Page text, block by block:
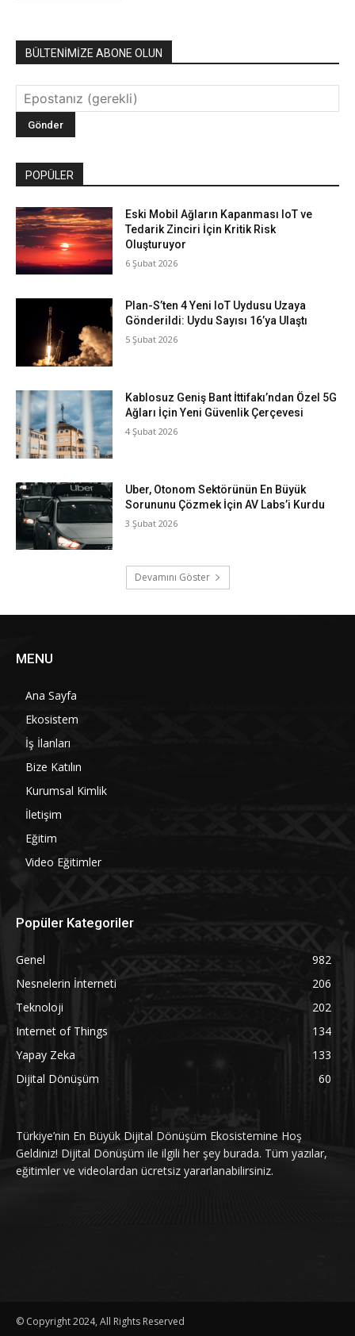
BÜLTENİMİZE ABONE OLUN
POPÜLER
Eski Mobil Ağların Kapanması IoT ve
Tedarik Zinciri İçin Kritik Risk
Oluşturuyor
6 Şubat 2026
Plan-S’ten 4 Yeni IoT Uydusu Uzaya
Gönderildi: Uydu Sayısı 16’ya Ulaştı
5 Şubat 2026
Kablosuz Geniş Bant İttifakı’ndan Özel 5G
Ağları İçin Yeni Güvenlik Çerçevesi
4 Şubat 2026
Uber, Otonom Sektörünün En Büyük
Sorununu Çözmek İçin AV Labs’i Kurdu
3 Şubat 2026
Devamını Göster
MENU
Ana Sayfa
Ekosistem
İş İlanları
Bize Katılın
Kurumsal Kimlik
İletişim
Eğitim
Video Eğitimler
Popüler Kategoriler
Genel
982
Nesnelerin İnterneti
206
Teknoloji
202
Internet of Things
134
Yapay Zeka
133
Dijital Dönüşüm
60
Türkiye’nin En Büyük Dijital Dönüşüm Ekosistemine Hoş
Geldiniz! Dijital Dönüşüm ile ilgili her şey burada. Tüm yazılar,
eğitimler ve videolardan ücretsiz yararlanabilirsiniz.
© Copyright 2024, All Rights Reserved